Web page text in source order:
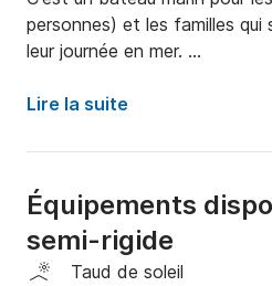
personnes) et les familles
leur journée en mer.
Louez l'ORIZON avec ou
Voyagez vers la perle de la
Paxos-Antipaxos et toutes
que le dieu Poséidon a
avec sa bien-aimée Amphitrite
Lire la suite
Équipements
semi-rigide
Taud de soleil